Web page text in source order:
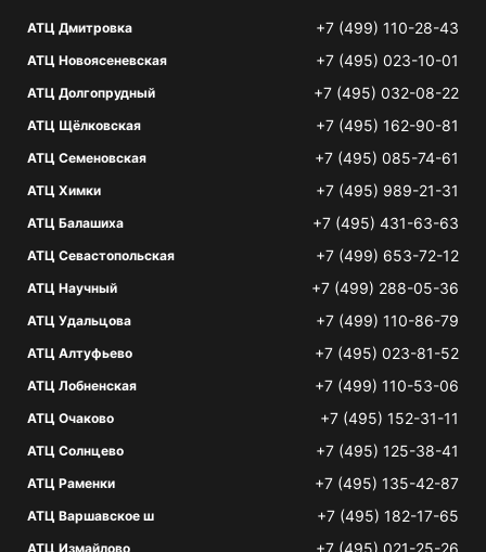
АТЦ Дмитровка +7 (499) 110-28-43
АТЦ Новоясеневская +7 (495) 023-10-01
АТЦ Долгопрудный +7 (495) 032-08-22
АТЦ Щёлковская +7 (495) 162-90-81
АТЦ Семеновская +7 (495) 085-74-61
АТЦ Химки +7 (495) 989-21-31
АТЦ Балашиха +7 (495) 431-63-63
АТЦ Севастопольская +7 (499) 653-72-12
АТЦ Научный +7 (499) 288-05-36
АТЦ Удальцова +7 (499) 110-86-79
АТЦ Алтуфьево +7 (495) 023-81-52
АТЦ Лобненская +7 (499) 110-53-06
АТЦ Очаково +7 (495) 152-31-11
АТЦ Солнцево +7 (495) 125-38-41
АТЦ Раменки +7 (495) 135-42-87
АТЦ Варшавское ш +7 (495) 182-17-65
АТЦ Измайлово +7 (495) 021-25-26